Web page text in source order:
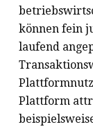
können fein
laufend
Plattform